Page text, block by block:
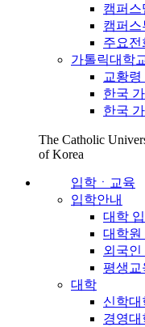
캠퍼스
캠퍼스
주요전
가톨릭대학
교황
한국
한국
The Catholic
of Korea
입학ㆍ교육
입학안내
대학
대학원
외국인
평생교
대학
신학대
경영대